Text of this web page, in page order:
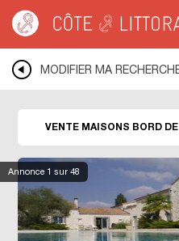
CHARENTES > CHARENTE MARITIME
MODIFIER MA
Annonce 1 sur 48
VENTE MAISONS BORD